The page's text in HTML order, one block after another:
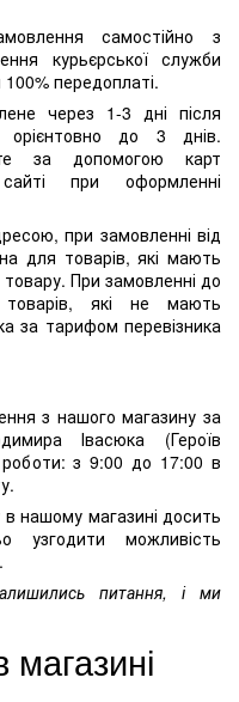
самостійно з
курьєрської служби
передоплаті.
через 1-3 дні після
орієнтовно до 3 днів.
за допомогою карт
при оформленні
при замовленні від
для товарів, які мають
товару. При замовленні до
які не мають
за тарифом перевізника
з нашого магазину за
Івасюка (Героїв
роботи: з 9:00 до 17:00 в
нашому магазині досить
узгодити можливість
питання, і ми